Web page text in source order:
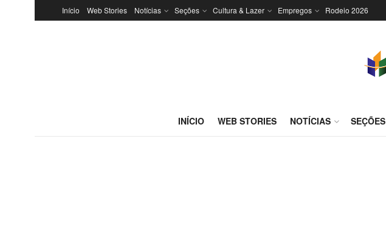
Início Web Stories Notícias Seções Cultura & Lazer Empregos Rodeio 2026
INÍCIO WEB STORIES NOTÍCIAS SEÇÕES